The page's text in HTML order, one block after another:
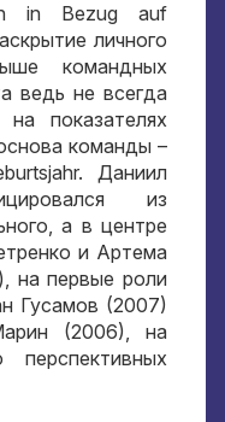
in Bezug auf
личного
командных
ведь не всегда
на показателях
команды –
Даниил
из
,а в центре
и Артема
на первые роли
Гусамов (2007)
(2006),на